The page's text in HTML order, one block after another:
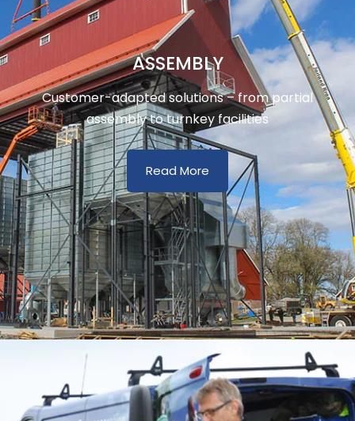
ASSEMBLY
Customer-adapted solutions – from partial
assembly to turnkey facilities
Read More